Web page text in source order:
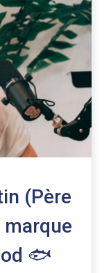
(Père
marque
🐟